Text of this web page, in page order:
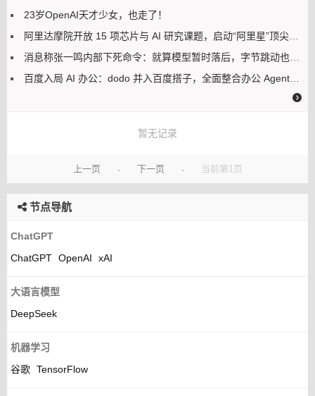
23岁OpenAI天才少女，也走了！
阿里达摩院开放 15 项芯片与 AI 研究课题，启动“阿里星”顶尖人才招募
消息称张一鸣内部下死命令：就算模型暂时落后，字节跳动也不会依赖 AI 蒸馏技术
百度入局 AI 办公：dodo 并入百度搭子，全面整合办公 Agent 业务
暂无记录
上一页 · 下一页 · 当前第1页
节点导航
ChatGPT
ChatGPT OpenAI xAI
大语言模型
DeepSeek
机器学习
谷歌 TensorFlow